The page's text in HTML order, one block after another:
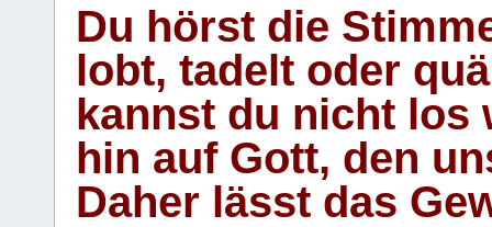
Du hörst die
lobt, tadelt oder
kannst du nicht los
hin auf Gott, den
Daher lässt das